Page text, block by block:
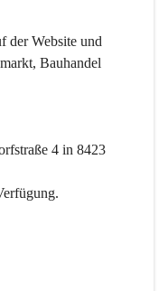
der Website und
Bauhandel
4 in 8423